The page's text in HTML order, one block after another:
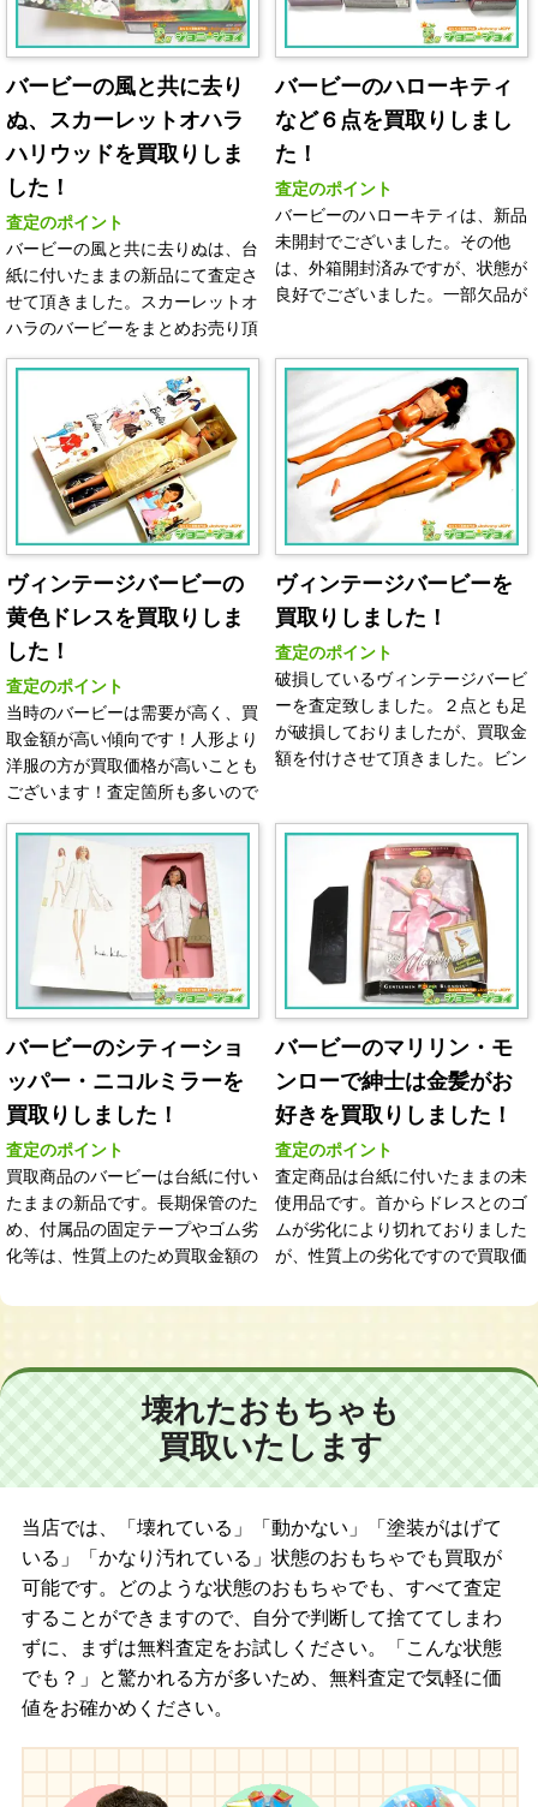
バービーの風と共に去り
ぬ、スカーレットオハラ
ハリウッドを買取りしま
した！
査定のポイント
バービーの風と共に去りぬは、台
紙に付いたままの新品にて査定さ
せて頂きました。スカーレットオ
ハラのバービーをまとめお売り頂
きありがとうございました。状態
がすべて新品でしたので、買取価
格が上がりました。お客様が大事
にされてきたバービーを大切に引
き継がせて頂きました。どうぞ、
バービーの買取りなら、ベテラン
鑑定士がいる当店を是非ご利用く
ださい！
バービーのハローキティ
など６点を買取りしまし
た！
査定のポイント
バービーのハローキティは、新品
未開封でございました。その他
は、外箱開封済みですが、状態が
良好でございました。一部欠品が
ます。1点では、買取価格が付き
にくい商品でも、まとまります
と、売値があがることがありま
す！できれば、おまとめ売りの方
がメリットがございます。バービ
ーの買取りなら、ベテラン鑑定士
がいる当店を是非ご利用くださ
い！
ヴィンテージバービーの
黄色ドレスを買取りしま
した！
査定のポイント
当時のバービーは需要が高く、買
取金額が高い傾向です！人形より
洋服の方が買取価格が高いことも
ございます！査定箇所も多いので
ができないケースもございます。
当店ではベテラン鑑定士がおりま
すので是非安心してご利用くださ
い！ほかにも、昭和レトロの人
形・おもちゃなど多数買取してお
ヴィンテージバービーを
買取りしました！
査定のポイント
破損しているヴィンテージバービ
ーを査定致しました。２点とも足
が破損しておりましたが、買取金
額を付けさせて頂きました。ビン
んな状態でも買取対象になりま
す。バービー人形は、日本のみな
らず海外からも需要が高いので、
高価買取り傾向です！当店ではベ
テラン鑑定士がおりますので是非
安心して、査定をご利用くださ
バービーのシティーショ
ッパー・ニコルミラーを
買取りしました！
査定のポイント
買取商品のバービーは台紙に付い
たままの新品です。長期保管のた
め、付属品の固定テープやゴム劣
化等は、性質上のため買取金額の
も需要があり、バービー人形は、
定士がおりますので、安心して査
定をご利用ください！
バービーのマリリン・モ
ンローで紳士は金髪がお
好きを買取りしました！
査定のポイント
査定商品は台紙に付いたままの未
使用品です。首からドレスとのゴ
ムが劣化により切れておりました
が、性質上の劣化ですので買取価
ビーのブリスター箱は、箱潰れな
ン・モンローのバービーは、他に
も種類がありコレクションされる
方が多いです。当店ではベテラン
鑑定士がおりますので是非安心し
壊れたおもちゃも
買取いたします
当店では、「壊れている」「動かない」「塗装がはげて
いる」「かなり汚れている」状態のおもちゃでも買取が
可能です。どのような状態のおもちゃでも、すべて査定
することができますので、自分で判断して捨ててしまわ
ずに、まずは無料査定をお試しください。「こんな状態
でも？」と驚かれる方が多いため、無料査定で気軽に価
値をお確かめください。